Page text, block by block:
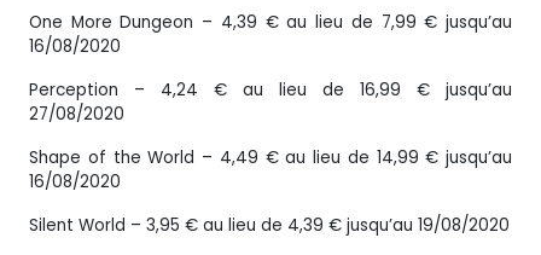
One More Dungeon – 4,39 € au lieu de 7,99 € jusqu’au
16/08/2020
Perception – 4,24 € au lieu de 16,99 € jusqu’au
27/08/2020
Shape of the World – 4,49 € au lieu de 14,99 € jusqu’au
16/08/2020
Silent World – 3,95 € au lieu de 4,39 € jusqu’au 19/08/2020